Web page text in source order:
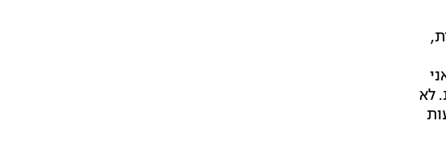
לא